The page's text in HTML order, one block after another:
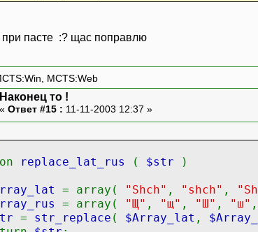
при пасте :? щас поправлю
MCTS:Web
Наконец то !
« Ответ #15 : 11-11-2003 12:37 »
replace_lat_rus ( $str
)
= array( "Shch" , "shch" ,
= array( "Щ" , "щ" , "Ш" , "ш" ,
= str_replace ( $Array_lat ,